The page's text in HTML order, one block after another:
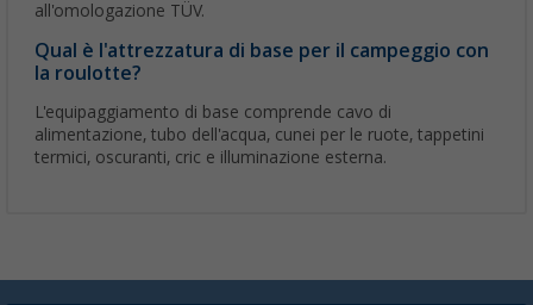
all'omologazione TÜV.
Qual è l'attrezzatura di base per il campeggio con
la roulotte?
L'equipaggiamento di base comprende cavo di
alimentazione, tubo dell'acqua, cunei per le ruote, tappetini
termici, oscuranti, cric e illuminazione esterna.